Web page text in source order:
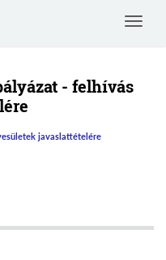
Toggle
- felhívás
javaslattételére